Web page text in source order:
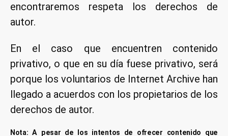
encontraremos respeta los derechos de
autor.
En el caso que encuentren contenido
privativo, o que en su día fuese privativo, será
porque los voluntarios de Internet Archive han
llegado a acuerdos con los propietarios de los
derechos de autor.
Nota: A pesar de los intentos de ofrecer contenido que